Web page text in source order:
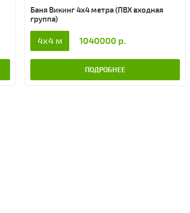
Баня Викинг 4х4 метра (ПВХ входная
группа)
4x4 м 1040000 р.
ПОДРОБНЕЕ